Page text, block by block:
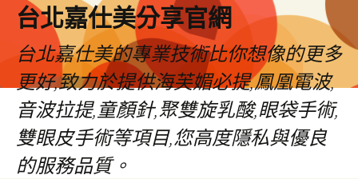
內
台北嘉仕美分享官網
台北嘉仕美的專業技術比你想像的更多
更好,致力於提供海芙媚必提,鳳凰電波,
音波拉提,童顏針,聚雙旋乳酸,眼袋手術,
雙眼皮手術等項目,您高度隱私與優良
的服務品質。